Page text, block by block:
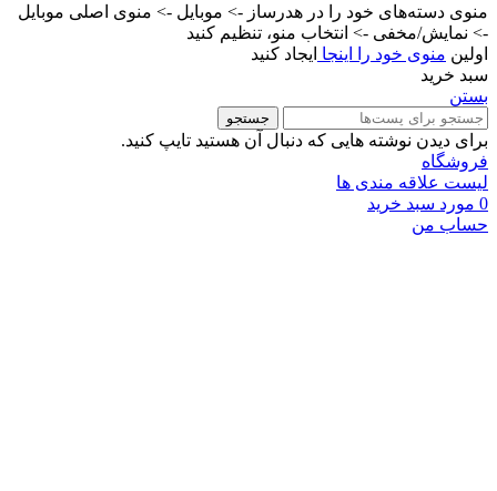
منوی دسته‌های خود را در هدرساز -> موبایل -> منوی اصلی موبایل
-> نمایش/مخفی -> انتخاب منو، تنظیم کنید
اولین منوی خود را اینجا ایجاد کنید
سبد خرید
بستن
جستجو
برای دیدن نوشته هایی که دنبال آن هستید تایپ کنید.
فروشگاه
لیست علاقه مندی ها
0 مورد سبد خرید
حساب من